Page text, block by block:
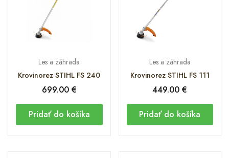
Les a záhrada
Krovinorez STIHL FS 240
699.00 €
Pridať do košíka
Les a záhrada
Krovinorez STIHL FS 111
449.00€
Pridať do košíka